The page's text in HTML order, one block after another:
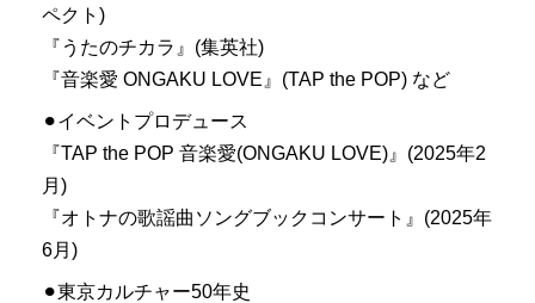
ペクト)
『うたのチカラ』(集英社)
『音楽愛 ONGAKU LOVE』(TAP the POP) など
⚫︎イベントプロデュース
『TAP the POP 音楽愛(ONGAKU LOVE)』(2025年2
月)
『オトナの歌謡曲ソングブックコンサート』(2025年
6月)
⚫︎東京カルチャー50年史